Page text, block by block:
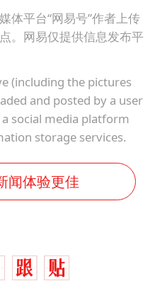
体平台“网易号”作者上传
。网易仅提供信息发布平
(including the pictures
and posted by a user
social media platform
storage services.
闻体验更佳